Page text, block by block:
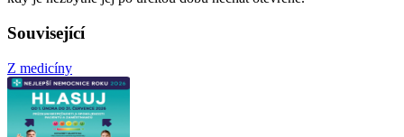
Související
Z medicíny